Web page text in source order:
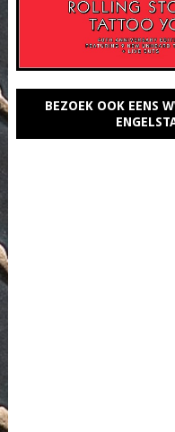
BEZOEK OOK EENS